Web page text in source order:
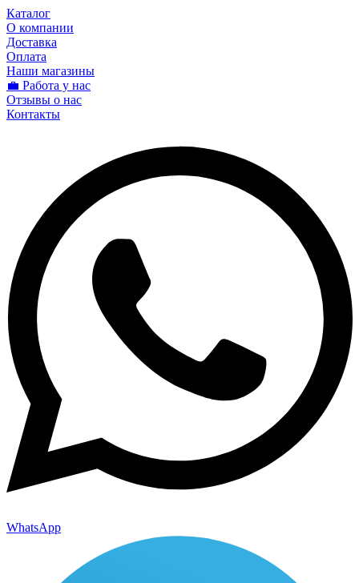
Каталог
О компании
Доставка
Оплата
Наши магазины
💼 Работа у нас
Отзывы о нас
Контакты
WhatsApp